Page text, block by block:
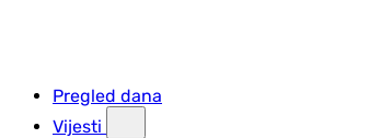
Pregled dana
Vijesti